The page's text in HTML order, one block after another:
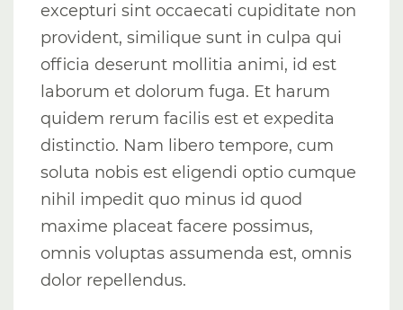
excepturi sint occaecati cupiditate non
provident, similique sunt in culpa qui
officia deserunt mollitia animi, id est
laborum et dolorum fuga. Et harum
quidem rerum facilis est et expedita
distinctio. Nam libero tempore, cum
soluta nobis est eligendi optio cumque
nihil impedit quo minus id quod
maxime placeat facere possimus,
omnis voluptas assumenda est, omnis
dolor repellendus.